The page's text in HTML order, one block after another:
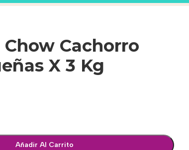
Cachorro
X 3 Kg
Añadir Al Carrito